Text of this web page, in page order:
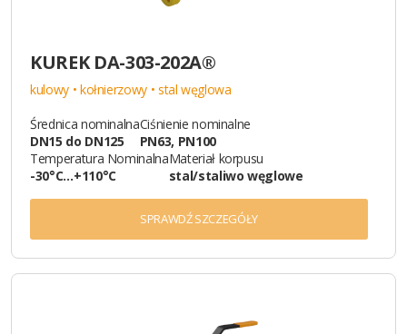
KUREK DA-303-202A®
kulowy • kołnierzowy • stal węglowa
Średnica nominalna
DN15 do DN125
Ciśnienie nominalne
PN63, PN100
Temperatura Nominalna
-30°C…+110°C
Materiał korpusu
stal/staliwo węglowe
SPRAWDŹ SZCZEGÓŁY